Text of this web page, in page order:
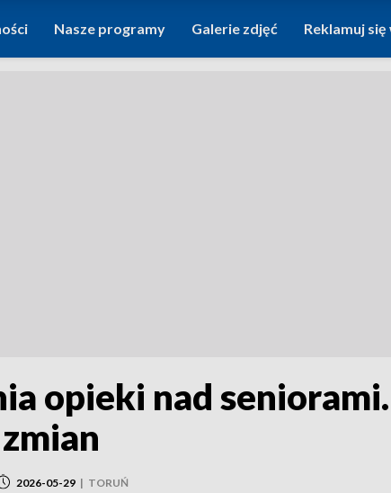
Nasze programy Galerie zdjęć Reklamuj
opieki nad
2026-05-29 | TORUŃ